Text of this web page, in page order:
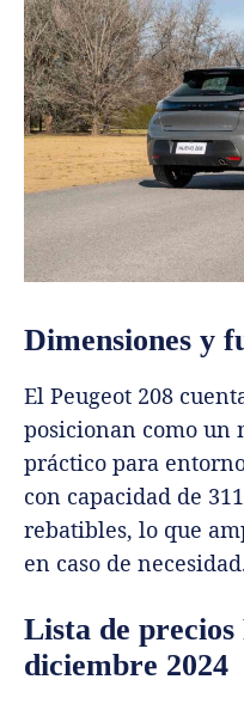
Dimensiones y
El Peugeot 208
posicionan como un
práctico para
con capacidad de
rebatibles, lo que
en caso de
Lista de precios
diciembre 2024